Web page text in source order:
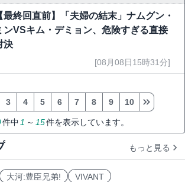
最終回直前】「夫婦の結末」ナムグン・
ンVSキム・デミョン、危険すぎる直接
決
[08月08日15時31分]
件中 1 ～ 15件を表示しています。
3 4 5 6 7 8 9 10
もっと見る
大河:豊臣兄弟!
VIVANT